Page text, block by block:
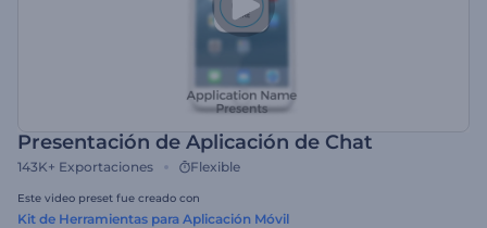
Presentación de Aplicación de Chat
143K+ Exportaciones Flexible
Este video preset fue creado con
Kit de Herramientas para Aplicación Móvil